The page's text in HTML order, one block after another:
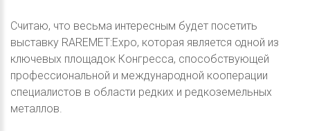
Считаю, что весьма интересным будет посетить
выставку RAREMET:Expo, которая является одной из
ключевых площадок Конгресса, способствующей
профессиональной и международной кооперации
специалистов в области редких и редкоземельных
металлов.